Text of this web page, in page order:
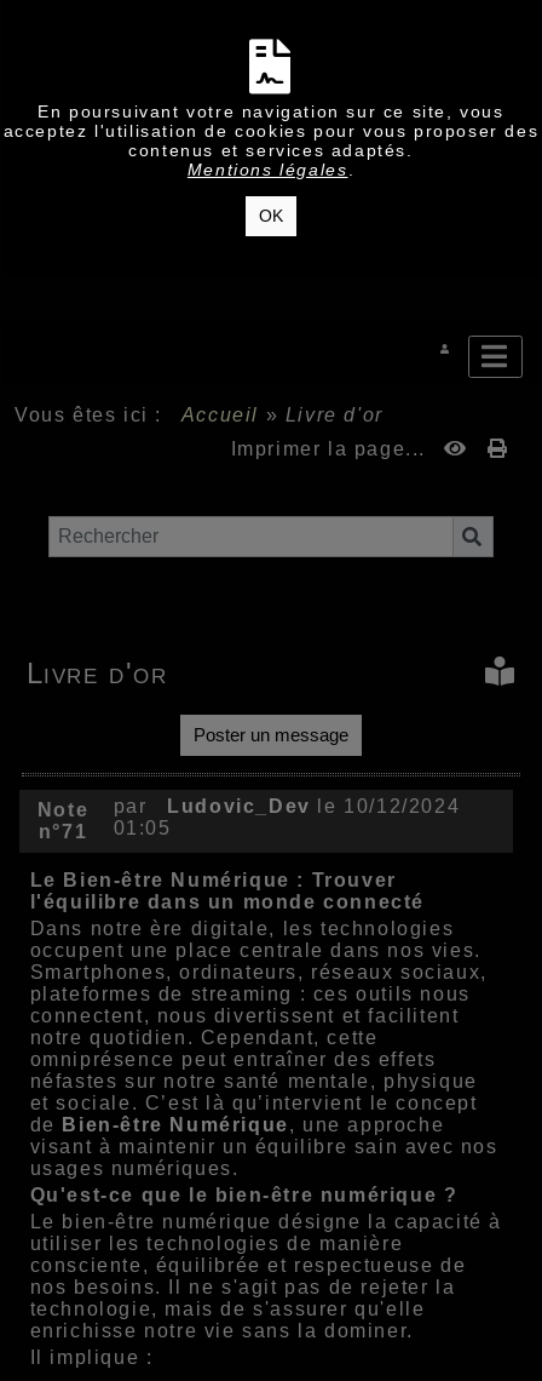
En poursuivant votre navigation sur ce site, vous
acceptez l'utilisation de cookies pour vous proposer des
contenus et services adaptés.
Mentions légales
OK
Vous êtes ici : Accueil » Livre d'or
Imprimer la page...
Livre d'or
Poster un message
Note
n°71
par Ludovic_Dev
le 10/12/2024
01:05
Le Bien-être Numérique : Trouver
l'équilibre dans un monde connecté
Dans notre ère digitale, les technologies
occupent une place centrale dans nos vies.
Smartphones, ordinateurs, réseaux sociaux,
plateformes de streaming : ces outils nous
connectent, nous divertissent et facilitent
notre quotidien. Cependant, cette
omniprésence peut entraîner des effets
néfastes sur notre santé mentale, physique
et sociale. C’est là qu’intervient le concept
de
Bien-être Numérique, une approche
visant à maintenir un équilibre sain avec nos
usages numériques.
Qu'est-ce que le bien-être numérique ?
Le bien-être numérique désigne la capacité à
utiliser les technologies de manière
consciente, équilibrée et respectueuse de
nos besoins. Il ne s'agit pas de rejeter la
technologie, mais de s'assurer qu'elle
enrichisse notre vie sans la dominer.
Il implique :